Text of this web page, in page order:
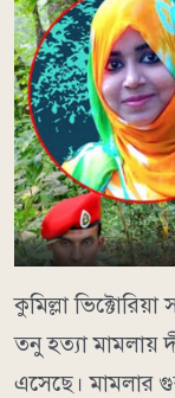
কুমিল্লা
তনু হত্যা মামলায়
এসেছে। মামলার